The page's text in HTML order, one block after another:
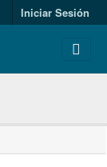
Iniciar Sesión